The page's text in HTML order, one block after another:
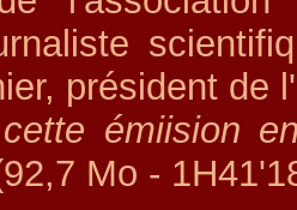
président de
émiision
Mo -